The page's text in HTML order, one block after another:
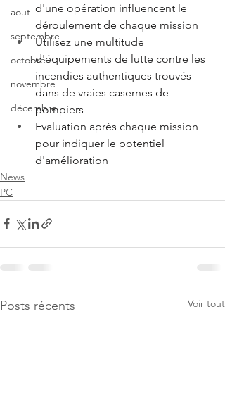
aout
septembre
octobre
novembre
décembre
d'une opération influencent le
déroulement de chaque mission
Utilisez une multitude
d'équipements de lutte contre les
incendies authentiques trouvés
dans de vraies casernes de
pompiers
Evaluation après chaque mission
pour indiquer le potentiel
d'amélioration
News
PC
Posts récents Voir tout